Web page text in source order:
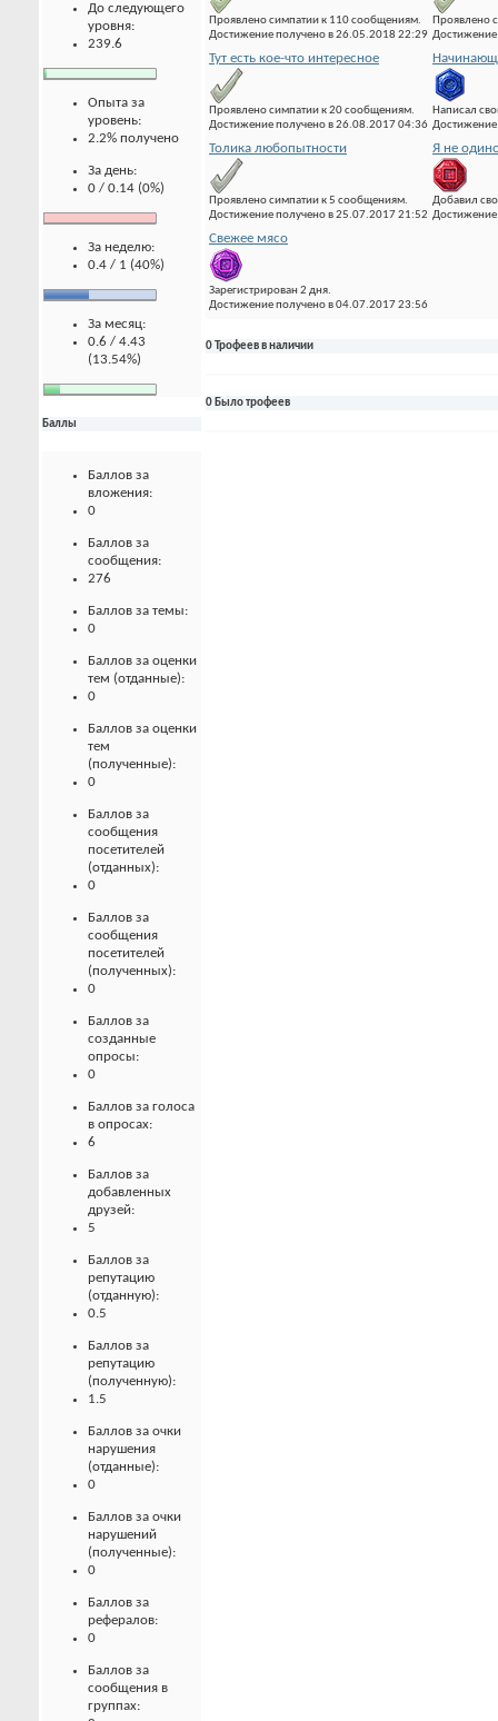
До следующего
уровня:
239.6
Опыта за
уровень:
2.2% получено
За день:
0 / 0.14 (0%)
За неделю:
0.4 / 1 (40%)
За месяц:
0.6 / 4.43
(13.54%)
Баллы
Баллов за
вложения:
0
Баллов за
сообщения:
276
Баллов за темы:
0
Баллов за оценки
тем (отданные):
0
Баллов за оценки
тем
(полученные):
0
Баллов за
сообщения
посетителей
(отданных):
0
Баллов за
сообщения
посетителей
(полученных):
0
Баллов за
созданные
опросы:
0
Баллов за голоса
в опросах:
6
Баллов за
добавленных
друзей:
5
Баллов за
репутацию
(отданную):
0.5
Баллов за
репутацию
(полученную):
1.5
Баллов за очки
нарушения
(отданные):
0
Баллов за очки
нарушений
(полученные):
0
Баллов за
рефералов:
0
Баллов за
сообщения в
группах:
Проявлено симпатии к 110 сообщениям.
Достижение получено в 26.05.2018 22:29
Проявлено
Тут есть кое-что интересное
Проявлено симпатии к 20 сообщениям.
Достижение получено в 26.08.2017 04:36
Написал
Толика любопытности
Проявлено симпатии к 5 сообщениям.
Достижение получено в 25.07.2017 21:52
Я не
Добавил
Свежее мясо
Зарегистрирован 2 дня.
Достижение получено в 04.07.2017 23:56
0 Трофеев в наличии
0 Было трофеев